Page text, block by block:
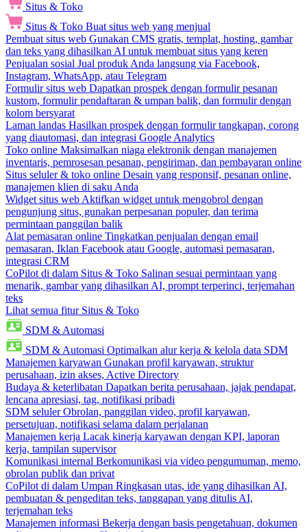
Situs & Toko
Situs & Toko Buat situs web yang menjual
Pembuat situs web Gunakan CMS gratis, templat, hosting, gambar
dan teks yang dihasilkan AI untuk membuat situs yang keren
Penjualan sosial Jual produk Anda langsung via Facebook,
Instagram, WhatsApp, atau Telegram
Formulir situs web Dapatkan prospek dengan formulir pesanan
kustom, formulir pendaftaran & umpan balik, dan formulir dengan
kolom bersyarat
Laman landas Hasilkan prospek dengan formulir tangkapan, corong
yang diautomasi, dan integrasi Google Analytics
Toko online Maksimalkan niaga elektronik dengan manajemen
inventaris, pemrosesan pesanan, pengiriman, dan pembayaran online
Situs seluler & toko online Desain yang responsif, pesanan online,
manajemen klien di saku Anda
Widget situs web Aktifkan widget untuk mengobrol dengan
pengunjung situs, gunakan perpesanan populer, dan terima
permintaan panggilan balik
Alat pemasaran online Tingkatkan penjualan dengan email
pemasaran, Iklan Facebook atau Google, automasi pemasaran,
integrasi CRM
CoPilot di dalam Situs & Toko Salinan sesuai permintaan yang
menarik, gambar yang dihasilkan AI, prompt terperinci, terjemahan
teks
Lihat semua fitur Situs & Toko
SDM & Automasi
SDM & Automasi Optimalkan alur kerja & kelola data SDM
Manajemen karyawan Gunakan profil karyawan, struktur
perusahaan, izin akses, Active Directory
Budaya & keterlibatan Dapatkan berita perusahaan, jajak pendapat,
lencana apresiasi, tag, notifikasi pribadi
SDM seluler Obrolan, panggilan video, profil karyawan,
persetujuan, notifikasi selama dalam perjalanan
Manajemen kerja Lacak kinerja karyawan dengan KPI, laporan
kerja, tampilan supervisor
Komunikasi internal Berkomunikasi via video pengumuman, memo,
obrolan publik dan privat
CoPilot di dalam Umpan Ringkasan utas, ide yang dihasilkan AI,
pembuatan & pengeditan teks, tanggapan yang ditulis AI,
terjemahan teks
Manajemen informasi Bekerja dengan basis pengetahuan, dokumen